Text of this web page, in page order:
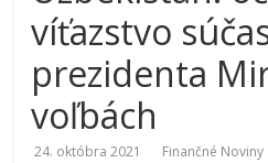
ekonomike
spoločnosti
víťazstvo
prezidenta
voľbách
24. októbra 2021 Finančné Noviny